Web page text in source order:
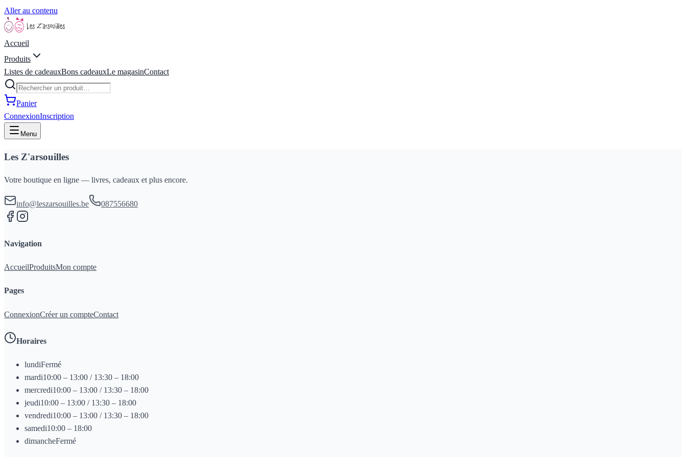
Aller au contenu
Accueil
Produits
Listes de cadeauxBons cadeauxLe magasinContact
Panier
ConnexionInscription
Menu
Les Z'arsouilles
Votre boutique en ligne — livres, cadeaux et plus encore.
info@leszarsouilles.be 087556680
Navigation
AccueilProduitsMon compte
Pages
ConnexionCréer un compteContact
Horaires
lundiFermé
mardi10:00 – 13:00 / 13:30 – 18:00
mercredi10:00 – 13:00 / 13:30 – 18:00
jeudi10:00 – 13:00 / 13:30 – 18:00
vendredi10:00 – 13:00 / 13:30 – 18:00
samedi10:00 – 18:00
dimancheFermé